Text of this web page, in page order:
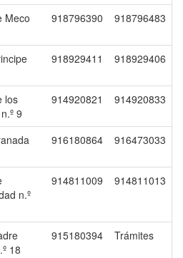
Meco
918796390 918796483
918929411 918929406
los
9
914920821 914920833
916180864 916473033
n.º
914811009 914811013
18
915180394 Trámites